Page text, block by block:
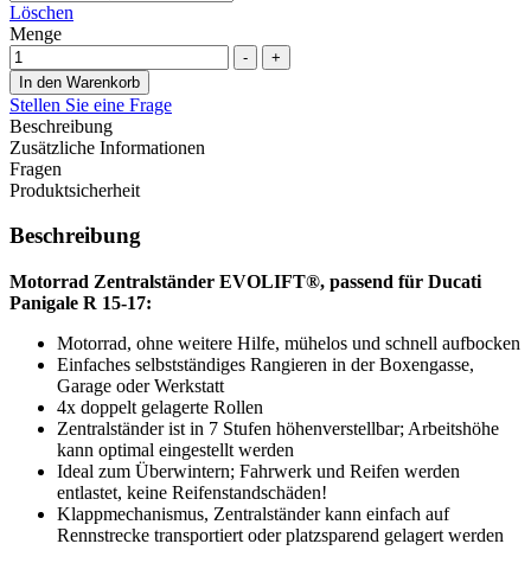
Löschen
Menge
-
+
In den Warenkorb
Stellen Sie eine Frage
Beschreibung
Zusätzliche Informationen
Fragen
Produktsicherheit
Beschreibung
Motorrad Zentralständer EVOLIFT®, passend für Ducati
Panigale R 15-17:
Motorrad, ohne weitere Hilfe, mühelos und schnell aufbocken
Einfaches selbstständiges Rangieren in der Boxengasse,
Garage oder Werkstatt
4x doppelt gelagerte Rollen
Zentralständer ist in 7 Stufen höhenverstellbar; Arbeitshöhe
kann optimal eingestellt werden
Ideal zum Überwintern; Fahrwerk und Reifen werden
entlastet, keine Reifenstandschäden!
Klappmechanismus, Zentralständer kann einfach auf
Rennstrecke transportiert oder platzsparend gelagert werden